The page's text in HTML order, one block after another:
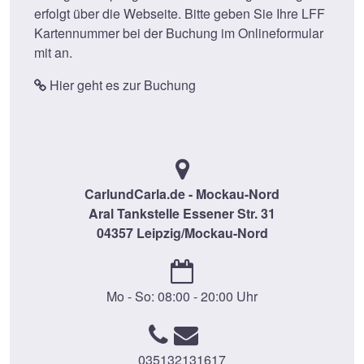
erfolgt über die Webseite. Bitte geben Sie Ihre LFF
Kartennummer bei der Buchung im Onlineformular
mit an.
Hier geht es zur Buchung
CarlundCarla.de - Mockau-Nord
Aral Tankstelle Essener Str. 31
04357 Leipzig/Mockau-Nord
Mo - So: 08:00 - 20:00 Uhr
035132131617